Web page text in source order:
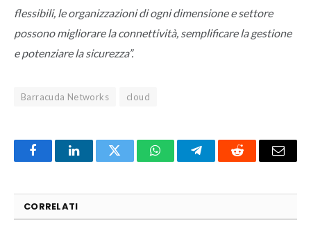
flessibili, le organizzazioni di ogni dimensione e settore
possono migliorare la connettività, semplificare la gestione
e potenziare la sicurezza”.
Barracuda Networks cloud
FacebookLinkedInTwitter WhatsAppTelegramReddit Email
CORRELATI